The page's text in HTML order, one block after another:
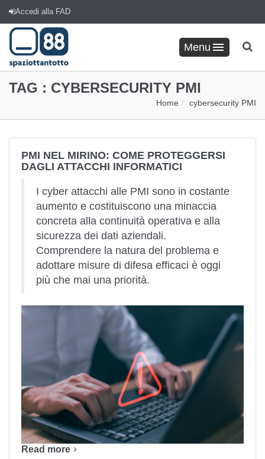
Accedi alla FAD
Menu
TAG : CYBERSECURITY PMI
Home cybersecurity PMI
PMI NEL MIRINO: COME PROTEGGERSI
DAGLI ATTACCHI INFORMATICI
I cyber attacchi alle PMI sono in costante
aumento e costituiscono una minaccia
concreta alla continuità operativa e alla
sicurezza dei dati aziendali.
Comprendere la natura del problema e
adottare misure di difesa efficaci è oggi
più che mai una priorità.
Read more